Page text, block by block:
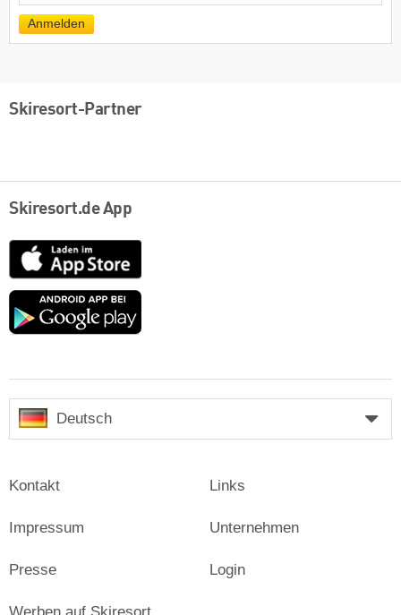
Mail
Anmelden
Skiresort-Partner
Skiresort.de App
App
Store
Google
Deutsch
Kontakt
Impressum
Presse
Links
Unternehmen
Login